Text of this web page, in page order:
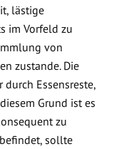
lästige
im Vorfeld zu
von
zustande. Die
Essensreste,
Grund ist es
zu
sollte